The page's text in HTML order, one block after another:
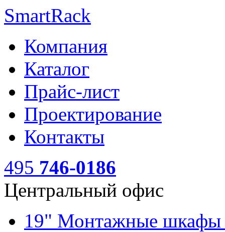
SmartRack
Компания
Каталог
Прайс-лист
Проектирование
Контакты
495 746-0186
Центральный офис
19" Монтажные